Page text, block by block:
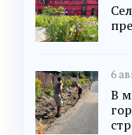
6
В